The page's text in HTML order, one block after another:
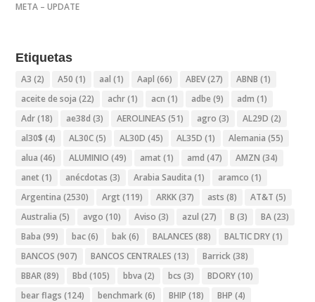
META – UPDATE
Etiquetas
A3 (2) A50 (1) aal (1) Aapl (66) ABEV(27) ABNB (1)
aceite de soja (22) achr(1) acn (1) adbe (9) adm (1)
Adr(18) ae38d (3) AEROLINEAS (51) agro (3) AL29D (2)
al30$ (4) AL30C(5) AL30D (45) AL35D (1) Alemania (55)
alua (46) ALUMINIO (49) amat (1) amd (47) AMZN (34)
anet (1) anécdotas (3) Arabia Saudita (1) aramco (1)
Argentina (2530) Argt (119) ARKK(37) asts (8) AT&T (5)
Australia (5) avgo (10) Aviso (3) azul (27) B (3) BA(23)
Baba (99) bac(6) bak(6) BALANCES (88) BALTIC DRY(1)
BANCOS (907) BANCOS CENTRALES (13) Barrick(38)
BBAR(89) Bbd (105) bbva (2) bcs (3) BDORY(10)
bear flags (124) benchmark(6) BHIP (18) BHP (4)